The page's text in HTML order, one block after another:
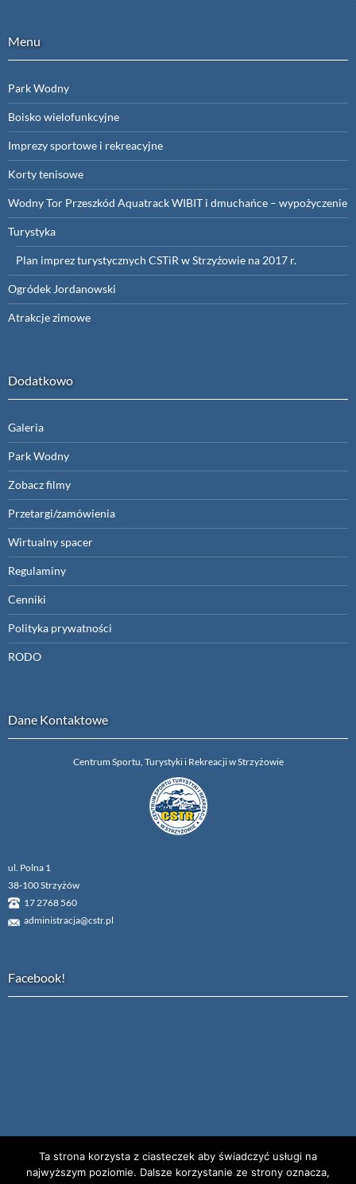
Menu
Park Wodny
Boisko wielofunkcyjne
Imprezy sportowe i rekreacyjne
Korty tenisowe
Wodny Tor Przeszkód Aquatrack WIBIT i dmuchańce – wypożyczenie
Turystyka
Plan imprez turystycznych CSTiR w Strzyżowie na 2017 r.
Ogródek Jordanowski
Atrakcje zimowe
Dodatkowo
Galeria
Park Wodny
Zobacz filmy
Przetargi/zamówienia
Wirtualny spacer
Regulaminy
Cenniki
Polityka prywatności
RODO
Dane Kontaktowe
Centrum Sportu, Turystyki i Rekreacji w Strzyżowie
ul. Polna 1
38-100 Strzyżów
17 2768 560
administracja@cstr.pl
Facebook!
Ta strona korzysta z ciasteczek aby świadczyć usługi na
najwyższym poziomie. Dalsze korzystanie ze strony oznacza,